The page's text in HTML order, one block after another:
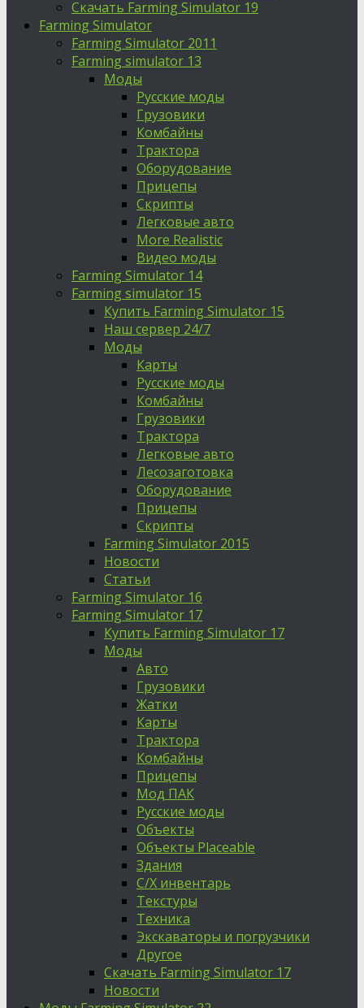
Скачать Farming Simulator 19
Farming Simulator
Farming Simulator 2011
Farming simulator 13
Моды
Русские моды
Грузовики
Комбайны
Трактора
Оборудование
Прицепы
Скрипты
Легковые авто
More Realistic
Видео моды
Farming Simulator 14
Farming simulator 15
Купить Farming Simulator 15
Наш сервер 24/7
Моды
Карты
Русские моды
Комбайны
Грузовики
Трактора
Легковые авто
Лесозаготовка
Оборудование
Прицепы
Скрипты
Farming Simulator 2015
Новости
Статьи
Farming Simulator 16
Farming Simulator 17
Купить Farming Simulator 17
Моды
Авто
Грузовики
Жатки
Карты
Трактора
Комбайны
Прицепы
Мод ПАК
Русские моды
Объекты
Объекты Placeable
Здания
С/Х инвентарь
Текстуры
Техника
Экскаваторы и погрузчики
Другое
Скачать Farming Simulator 17
Новости